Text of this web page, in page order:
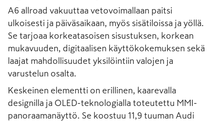
A6 allroad vakuuttaa vetovoimallaan paitsi
ulkoisesti ja päiväsaikaan, myös sisätiloissa ja yöllä.
Se tarjoaa korkeatasoisen sisustuksen, korkean
mukavuuden, digitaalisen käyttökokemuksen sekä
laajat mahdollisuudet yksilöintiin valojen ja
varustelun osalta.
Keskeinen elementti on erillinen, kaarevalla
designilla ja OLED-teknologialla toteutettu MMI-
panoraamanäyttö. Se koostuu 11,9 tuuman Audi